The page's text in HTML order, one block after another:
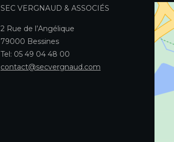
SEC VERGNAUD & ASSOCIÉS
2 Rue de l’Angélique
79000 Bessines
Tel: 05 49 04 48 00
contact@secvergnaud.com